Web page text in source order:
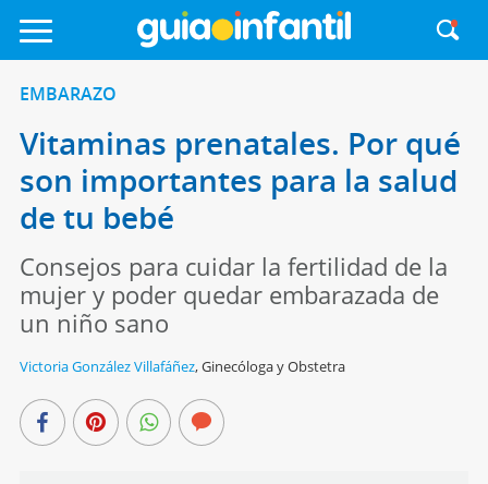
EMBARAZO
Vitaminas prenatales. Por qué
son importantes para la salud
de tu bebé
Consejos para cuidar la fertilidad de la
mujer y poder quedar embarazada de
un niño sano
Victoria González Villafáñez,Ginecóloga y Obstetra